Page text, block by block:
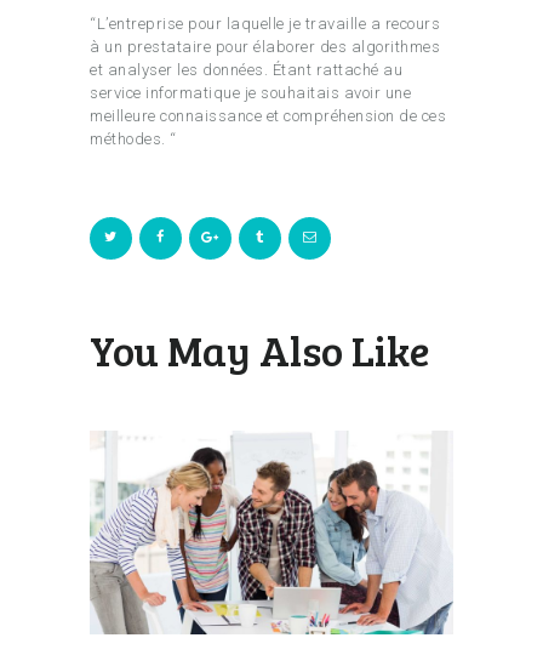
“L’entreprise pour laquelle je travaille a recours
à un prestataire pour élaborer des algorithmes
et analyser les données. Étant rattaché au
service informatique je souhaitais avoir une
meilleure connaissance et compréhension de ces
méthodes. “
You May Also Like